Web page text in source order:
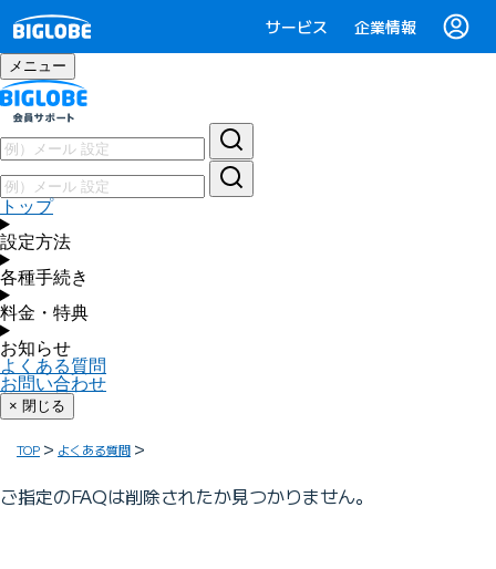
サービス 企業情報
メニュー
トップ
設定方法
各種手続き
料金・特典
お知らせ
よくある質問
お問い合わせ
× 閉じる
TOP よくある質問
ご指定のFAQは削除されたか見つかりません。